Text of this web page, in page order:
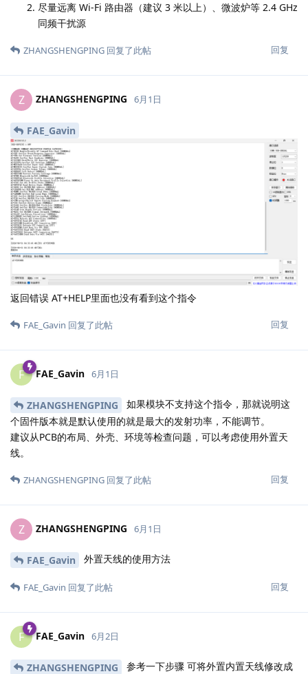
尽量远离 Wi-Fi 路由器（建议 3 米以上）、微波炉等 2.4 GHz
同频干扰源
回复
ZHANGSHENGPING 回复了此帖
Z ZHANGSHENGPING 6月1日
FAE_Gavin
返回错误 AT+HELP里面也没有看到这个指令
回复
FAE_Gavin 回复了此帖
F FAE_Gavin 6月1日
ZHANGSHENGPING
如果模块不支持这个指令，那就说明这
个固件版本就是默认使用的就是最大的发射功率，不能调节。
建议从PCB的布局、外壳、环境等检查问题，可以考虑使用外置天
线。
回复
ZHANGSHENGPING 回复了此帖
Z ZHANGSHENGPING 6月1日
FAE_Gavin 外置天线的使用方法
回复
FAE_Gavin 回复了此帖
F FAE_Gavin 6月2日
ZHANGSHENGPING 参考一下步骤 可将外置内置天线修改成